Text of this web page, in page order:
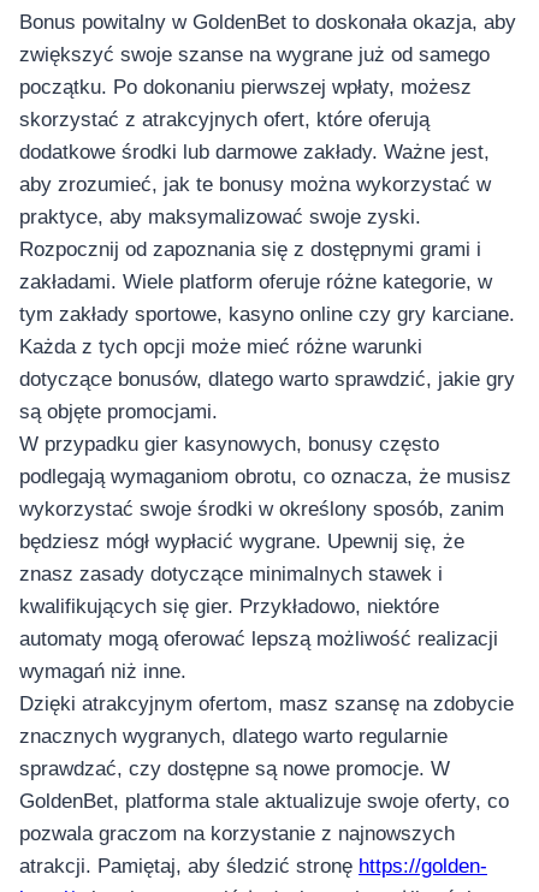
Bonus powitalny w GoldenBet to doskonała okazja, aby
zwiększyć swoje szanse na wygrane już od samego
początku. Po dokonaniu pierwszej wpłaty, możesz
skorzystać z atrakcyjnych ofert, które oferują
dodatkowe środki lub darmowe zakłady. Ważne jest,
aby zrozumieć, jak te bonusy można wykorzystać w
praktyce, aby maksymalizować swoje zyski.
Rozpocznij od zapoznania się z dostępnymi grami i
zakładami. Wiele platform oferuje różne kategorie, w
tym zakłady sportowe, kasyno online czy gry karciane.
Każda z tych opcji może mieć różne warunki
dotyczące bonusów, dlatego warto sprawdzić, jakie gry
są objęte promocjami.
W przypadku gier kasynowych, bonusy często
podlegają wymaganiom obrotu, co oznacza, że musisz
wykorzystać swoje środki w określony sposób, zanim
będziesz mógł wypłacić wygrane. Upewnij się, że
znasz zasady dotyczące minimalnych stawek i
kwalifikujących się gier. Przykładowo, niektóre
automaty mogą oferować lepszą możliwość realizacji
wymagań niż inne.
Dzięki atrakcyjnym ofertom, masz szansę na zdobycie
znacznych wygranych, dlatego warto regularnie
sprawdzać, czy dostępne są nowe promocje. W
GoldenBet, platforma stale aktualizuje swoje oferty, co
pozwala graczom na korzystanie z najnowszych
atrakcji. Pamiętaj, aby śledzić stronę https://golden-